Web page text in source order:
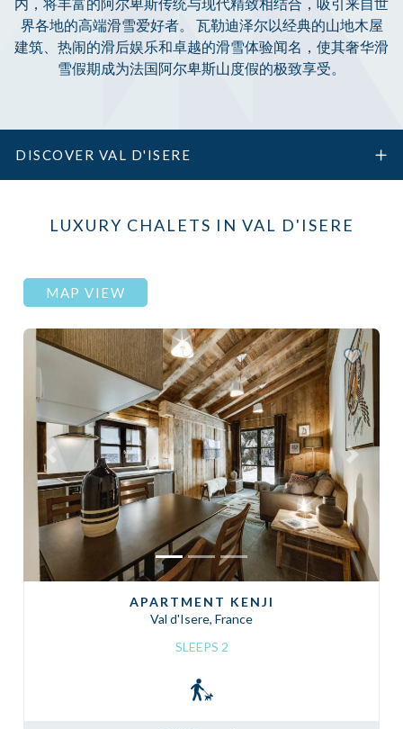
界各地的高端滑雪爱好者。 瓦勒迪泽尔以经典的山地木屋
建筑、热闹的滑后娱乐和卓越的滑雪体验闻名，使其奢华滑
雪假期成为法国阿尔卑斯山度假的极致享受。
DISCOVER VAL D'ISERE
LUXURY CHALETS IN VAL D'ISERE
MAP VIEW
Previous Next
APARTMENT KENJI
Val d'Isere, France
SLEEPS 2